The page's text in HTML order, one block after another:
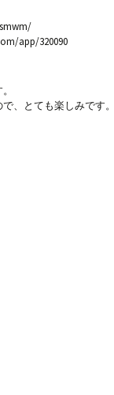
app/320090
、とても楽しみです